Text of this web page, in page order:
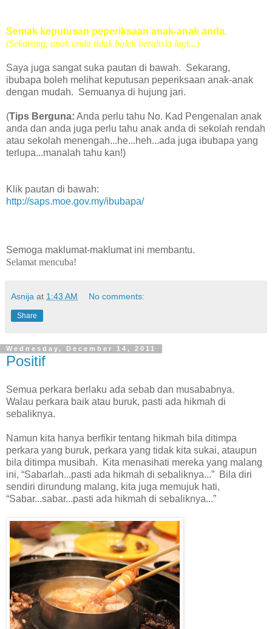
Semak keputusan peperiksaan anak-anak anda.
(Sekarang, anak anda tidak boleh berahsia lagi...)
Saya juga sangat suka pautan di bawah. Sekarang,
ibubapa boleh melihat keputusan peperiksaan anak-anak
dengan mudah. Semuanya di hujung jari.
(Tips Berguna: Anda perlu tahu No. Kad Pengenalan anak
anda dan anda juga perlu tahu anak anda di sekolah rendah
atau sekolah menengah...he...heh...ada juga ibubapa yang
terlupa...manalah tahu kan!)
Klik pautan di bawah:
http://saps.moe.gov.my/ibubapa/
Semoga maklumat-maklumat ini membantu.
Selamat mencuba!
Asnija at 1:43 AM No comments:
Share
Wednesday, December 14, 2011
Positif
Semua perkara berlaku ada sebab dan musababnya.
Walau perkara baik atau buruk, pasti ada hikmah di
sebaliknya.
Namun kita hanya berfikir tentang hikmah bila ditimpa
perkara yang buruk, perkara yang tidak kita sukai, ataupun
bila ditimpa musibah.
Kita menasihati mereka yang malang
ini, “Sabarlah...pasti ada hikmah di sebaliknya...” Bila diri
sendiri dirundung malang, kita juga memujuk hati,
“Sabar...sabar...pasti ada hikmah di sebaliknya...”